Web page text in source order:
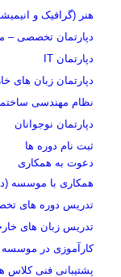
هنر (گرافیک و
دپارتمان تخصصی –
دپارتمان IT
دپارتمان زبان های
نظام مهندسی
دپارتمان نوجوانان
ثبت نام دوره ها
دعوت به همکاری
همکاری با موسسه
تدریس دوره های
تدریس زبان های
کارآموزی در موسسه
پشتیبانی فنی کلاس